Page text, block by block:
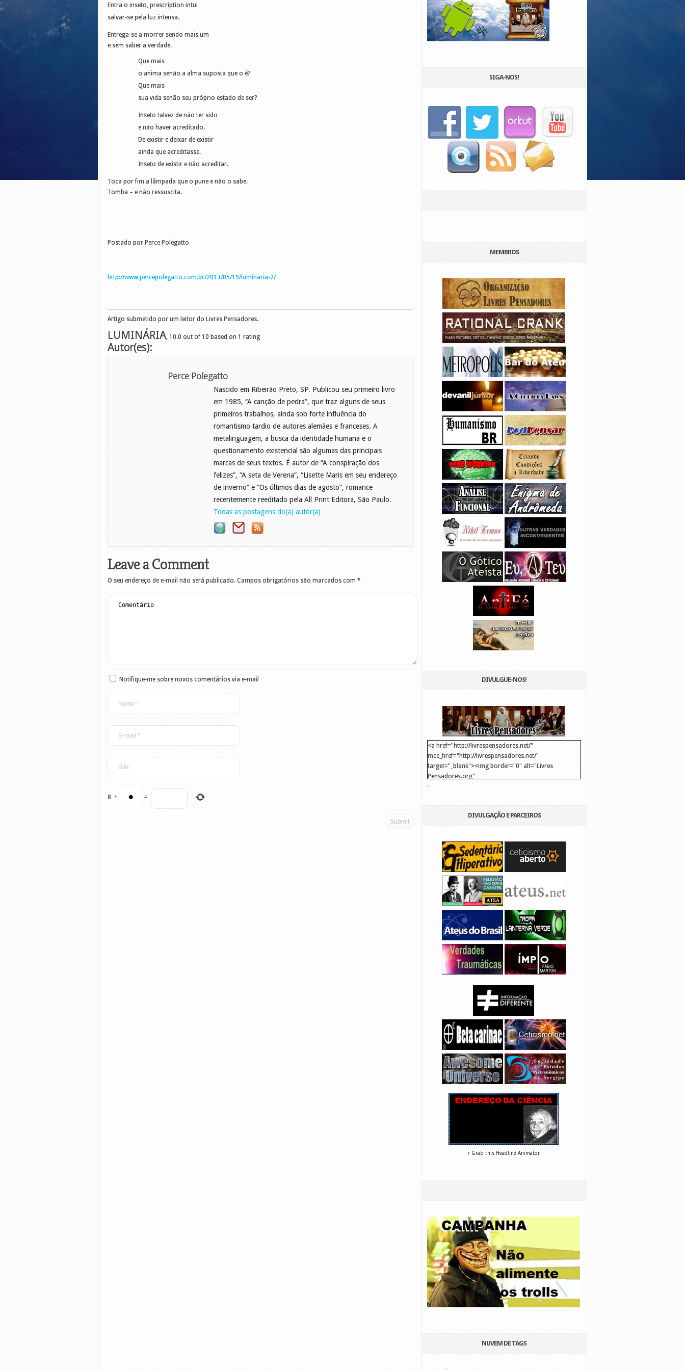
Entra o inseto, prescription intui
salvar-se pela luz intensa.
Entrega-se a morrer sendo mais um
e sem saber a verdade.
Que mais
o anima senão a alma suposta que o é?
Que mais
sua vida senão seu próprio estado de ser?
Inseto talvez de não ter sido
e não haver acreditado.
De existir e deixar de existir
ainda que acreditasse.
Inseto de existir e não acreditar.
Toca por fim a lâmpada que o pune e não o sabe.
Tomba – e não ressuscita.
Postado por Perce Polegatto
http://www.percepolegatto.com.br/2013/05/19/luminaria-2/
Artigo submetido por um leitor do Livres Pensadores.
LUMINÁRIA, 10.0 out of 10 based on 1 rating
Autor(es):
Perce Polegatto
Nascido em Ribeirão Preto, SP. Publicou seu primeiro livro
em 1985, “A canção de pedra”, que traz alguns de seus
primeiros trabalhos, ainda sob forte influência do
romantismo tardio de autores alemães e franceses. A
metalinguagem, a busca da identidade humana e o
questionamento existencial são algumas das principais
marcas de seus textos. É autor de “A conspiração dos
felizes”, “A seta de Verena”, “Lisette Maris em seu endereço
de inverno” e “Os últimos dias de agosto”, romance
recentemente reeditado pela All Print Editora, São Paulo.
Todas as postagens do(a) autor(a)
Leave a Comment
O seu endereço de e-mail não será publicado. Campos obrigatórios são marcados com *
Notifique-me sobre novos comentários via e-mail
8 + =
SIGA-NOS!
MEMBROS
DIVULGUE-NOS!
<a href="http://livrespensadores.net/"
mce_href="http://livrespensadores.net/"
target="_blank"><img border="0" alt="Livres
Pensadores.org"
src="http://lh6.ggpht.com/_25pDjsdjolQ/TNSgK1CylTI/AAAAAAAAAFk/u8d6kvYMhVc/
.
DIVULGAÇÃO E PARCEIROS
↑ Grab this Headline Animator
NUVEM DE TAGS